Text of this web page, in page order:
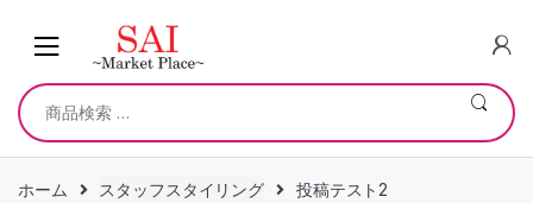
検
索
対
象:
ホーム
スタッフスタイリング 投稿テスト2